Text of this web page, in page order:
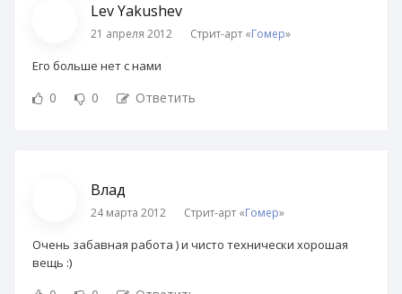
Lev Yakushev
21 апреля 2012 Стрит-арт «Гомер»
Его больше нет с нами
0 0 Ответить
Влад
24 марта 2012 Стрит-арт «Гомер»
Очень забавная работа ) и чисто технически хорошая
вещь :)